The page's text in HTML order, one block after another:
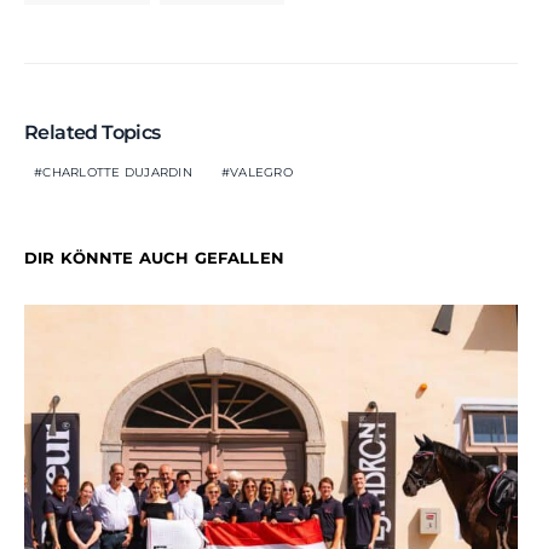
Related Topics
CHARLOTTE DUJARDIN VALEGRO
DIR KÖNNTE AUCH GEFALLEN